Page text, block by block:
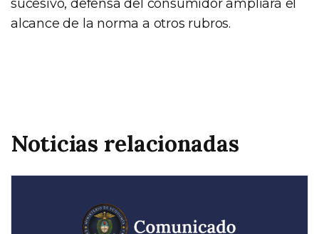
sucesivo, defensa del consumidor ampliará el
alcance de la norma a otros rubros.
Noticias relacionadas